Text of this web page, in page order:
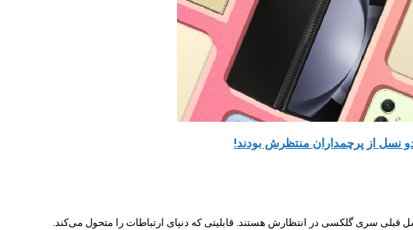
نسل از پرچمداران منتظرش بودند!
سری گلکسی در انتظارش هستند. قابلیتی که دنیای ارتباطات را متحول می‌کند.